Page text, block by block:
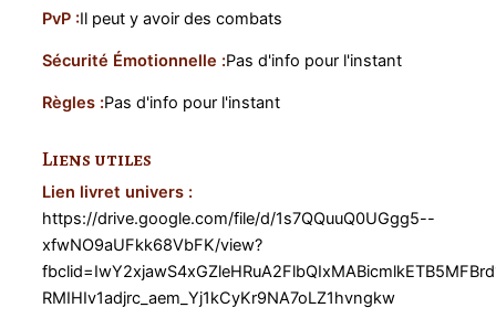
PvP :Il peut y avoir des combats
Sécurité Émotionnelle :Pas d'info pour l'instant
Règles :Pas d'info pour l'instant
Liens utiles
Lien livret univers :
https://drive.google.com/file/d/1s7QQuuQ0UGgg5--
xfwNO9aUFkk68VbFK/view?
RMIHIv1adjrc_aem_Yj1kCyKr9NA7oLZ1hvngkw